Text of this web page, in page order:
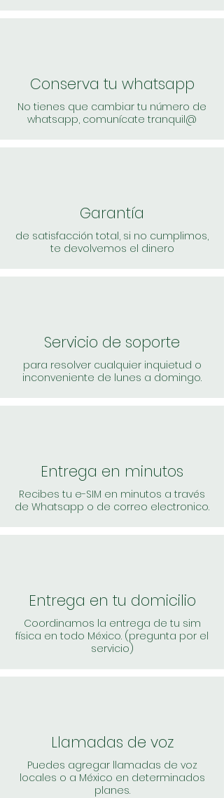
Conserva tu whatsapp
No tienes que cambiar tu número de
whatsapp, comunícate tranquil@
Garantía
de satisfacción total, si no cumplimos,
te devolvemos el dinero
Servicio de soporte
para resolver cualquier inquietud o
inconveniente de lunes a domingo.
Entrega en minutos
Recibes tu e-SIM en minutos a través
de Whatsapp o de correo electronico.
Entrega en tu domicilio
Coordinamos la entrega de tu sim
física en todo México. (pregunta por el
servicio)
Llamadas de voz
Puedes agregar llamadas de voz
locales o a México en determinados
planes.